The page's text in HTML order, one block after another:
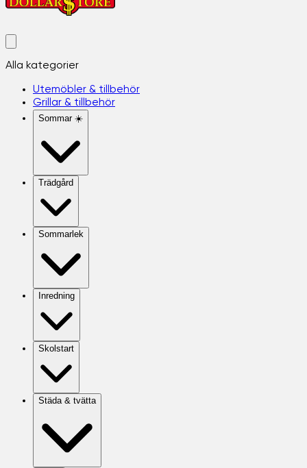
Alla kategorier
Utemöbler & tillbehör
Grillar & tillbehör
Sommar ☀️
Trädgård
Sommarlek
Inredning
Skolstart
Städa & tvätta